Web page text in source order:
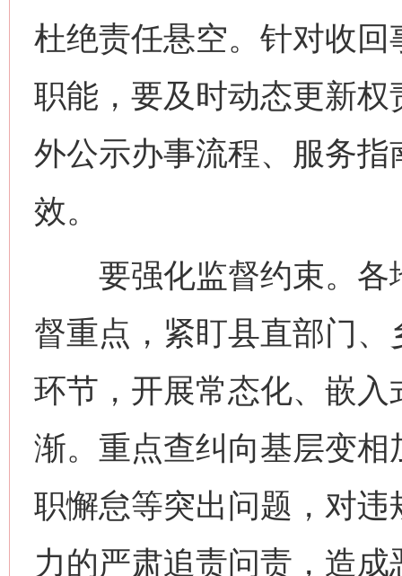
杜绝责任悬空。针对收
职能，要及时动态更新
外公示办事流程、服务
效。
要强化监督约束。各
督重点，紧盯县直部门、
环节，开展常态化、嵌
渐。重点查纠向基层变
职懈怠等突出问题，对
力的严肃追责问责，造